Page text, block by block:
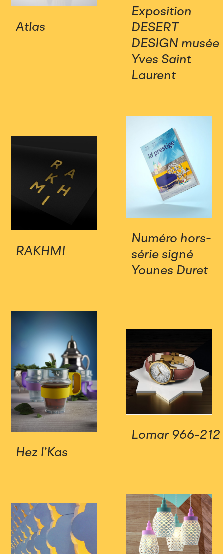
Atlas
Exposition
DESERT
DESIGN musée
Yves Saint
Laurent
RAKHMI
Numéro hors-
série signé
Younes Duret
Hez l’Kas
Lomar 966-212